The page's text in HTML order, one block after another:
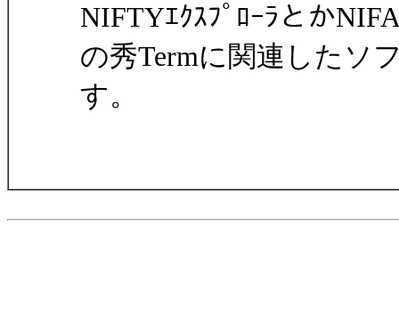
NIFTYｴｸｽﾌﾟﾛｰﾗとか
の秀Termに関連したソ
す。